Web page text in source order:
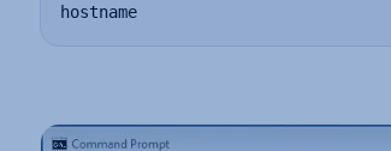
hostname